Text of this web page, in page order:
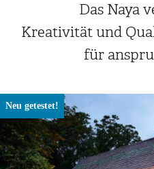
Das Naya
Kreativität und
für
Neu getestet!